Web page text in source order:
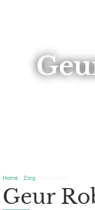
Home Zorg
Geur